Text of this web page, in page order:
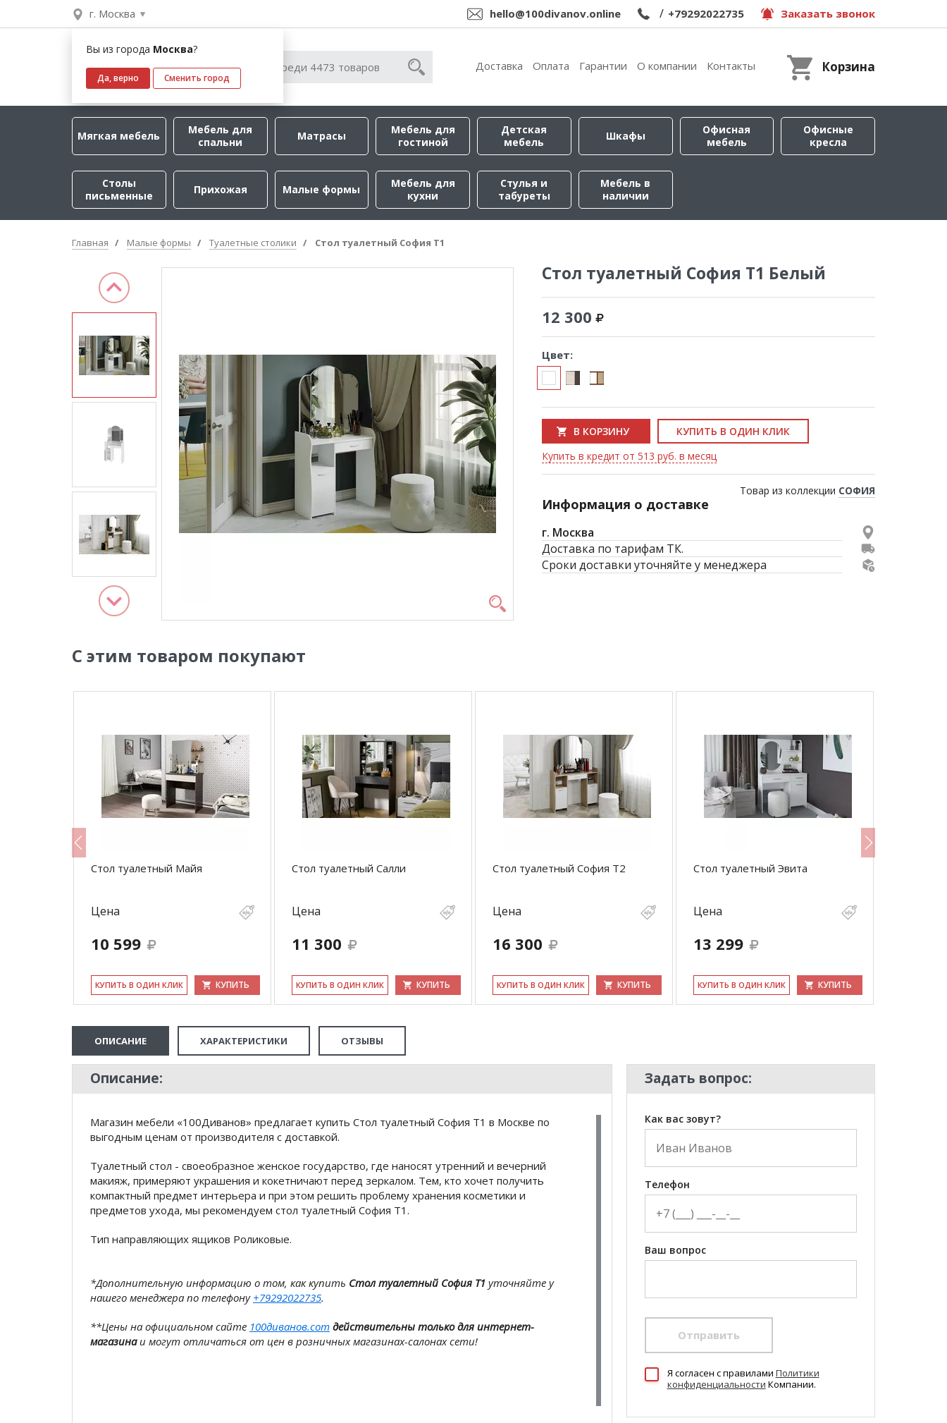
г. Москва
Вы из города Москва?
Да, верно Сменить город
hello@100divanov.online / +79292022735 Заказать звонок
Доставка Оплата Гарантии О компании Контакты Корзина
Мягкая мебель
Мебель для
спальни
Матрасы
Мебель для
гостиной
Детская
мебель
Шкафы
Офисная
мебель
Офисные
кресла
Столы
письменные
Прихожая Малые формы
Мебель для
кухни
Стулья и
табуреты
Мебель в
наличии
Главная Малые формы Туалетные столики Стол туалетный София Т1
Стол туалетный София Т1 Белый
12 300
Цвет:
В КОРЗИНУ
КУПИТЬ В ОДИН КЛИК
Купить в кредит от 513 руб. в месяц
Товар из коллекции СОФИЯ
Информация о доставке
г. Москва
Доставка по тарифам ТК.
Сроки доставки уточняйте у менеджера
С этим товаром покупают
Стол туалетный Майя
Цена
10 599
КУ­ПИТЬ В ОДИН КЛИК КУПИТЬ
Стол туалетный Салли
Цена
11 300
КУ­ПИТЬ В ОДИН КЛИК КУПИТЬ
Стол туалетный София Т2
Цена
16 300
КУ­ПИТЬ В ОДИН КЛИК КУПИТЬ
Стол туалетный Эвита
Цена
13 299
КУ­ПИТЬ В ОДИН КЛИК КУПИТЬ
ОПИСАНИЕ ХАРАКТЕРИСТИКИ ОТЗЫВЫ
Описание:
Магазин мебели «100Диванов» предлагает купить Стол туалетный София Т1 в Москве по
выгодным ценам от производителя с доставкой.
Туалетный стол - своеобразное женское государство, где наносят утренний и вечерний
макияж, примеряют украшения и кокетничают перед зеркалом. Тем, кто хочет получить
компактный предмет интерьера и при этом решить проблему хранения косметики и
предметов ухода, мы рекомендуем стол туалетный София Т1.
Тип направляющих ящиков Роликовые.
*Дополнительную информацию о том, как купить Стол туалетный София Т1 уточняйте у
нашего менеджера по телефону +79292022735.
**Цены на официальном сайте 100диванов.com действительны только для интернет-
магазинаи могут отличаться от цен в розничных магазинах-салонах сети!
Задать вопрос:
Как вас зовут?
Телефон
Ваш вопрос
Отправить
Я согласен c правилами Политики
конфиденциальности Компании.